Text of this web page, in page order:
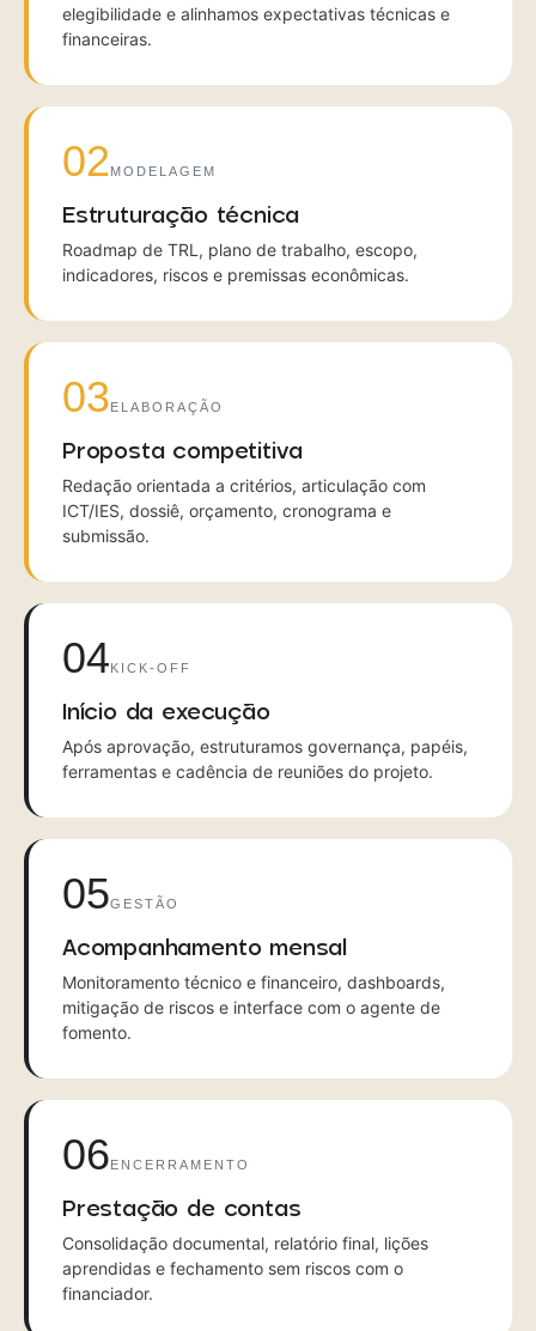
elegibilidade e alinhamos expectativas técnicas e
financeiras.
02MODELAGEM
Estruturação técnica
Roadmap de TRL, plano de trabalho, escopo,
indicadores, riscos e premissas econômicas.
03ELABORAÇÃO
Proposta competitiva
Redação orientada a critérios, articulação com
ICT/IES, dossiê, orçamento, cronograma e
submissão.
04KICK-OFF
Início da execução
Após aprovação, estruturamos governança, papéis,
ferramentas e cadência de reuniões do projeto.
05GESTÃO
Acompanhamento mensal
Monitoramento técnico e financeiro, dashboards,
mitigação de riscos e interface com o agente de
fomento.
06ENCERRAMENTO
Prestação de contas
Consolidação documental, relatório final, lições
aprendidas e fechamento sem riscos com o
financiador.